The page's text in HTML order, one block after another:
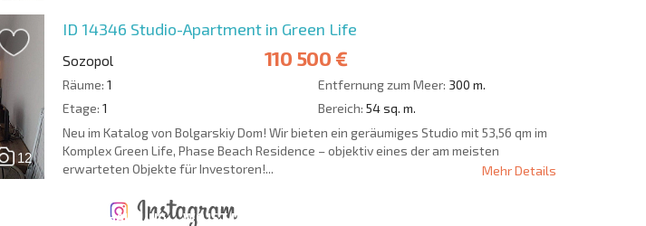
12
ID 14346 Studio-Apartment in Green Life
Sozopol 110 500 €
Räume: 1 Entfernung zum Meer: 300 m.
Etage: 1 Bereich: 54 sq. m.
Neu im Katalog von Bolgarskiy Dom! Wir bieten ein geräumiges Studio mit 53,56 qm im
Komplex Green Life, Phase Beach Residence – objektiv eines der am meisten
erwarteten Objekte für Investoren!...
Mehr Details
ÄHRLICHE KOSTEN
INSTANDHALTUNG
WO IST DIE 6%-